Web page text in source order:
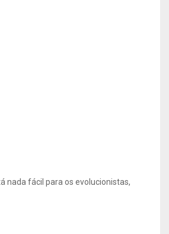
nada fácil para os evolucionistas,